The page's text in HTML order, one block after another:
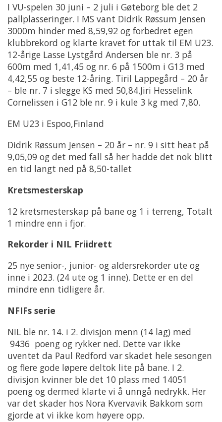
I VU-spelen 30 juni – 2 juli i Gøteborg ble det 2
pallplasseringer. I MS vant Didrik Røssum Jensen
3000m hinder med 8,59,92 og forbedret egen
klubbrekord og klarte kravet for uttak til EM U23.
12-årige Lasse Lystgård Andersen ble nr. 3 på
600m med 1,41,45 og nr. 6 på 1500m i G13 med
4,42,55 og beste 12-åring. Tiril Lappegård – 20 år
– ble nr. 7 i slegge KS med 50,84.Jiri Hesselink
Cornelissen i G12 ble nr. 9 i kule 3 kg med 7,80.
EM U23 i Espoo,Finland
Didrik Røssum Jensen – 20 år – nr. 9 i sitt heat på
9,05,09 og det med fall så her hadde det nok blitt
en tid langt ned på 8,50-tallet
Kretsmesterskap
12 kretsmesterskap på bane og 1 i terreng, Totalt
1 mindre enn i fjor.
Rekorder i NIL Friidrett
25 nye senior-, junior- og aldersrekorder ute og
inne i 2023. (24 ute og 1 inne). Dette er en del
mindre enn tidligere år.
NFIFs serie
NIL ble nr. 14. i 2. divisjon menn (14 lag) med
9436 poeng og rykker ned. Dette var ikke
uventet da Paul Redford var skadet hele sesongen
og flere gode løpere deltok lite på bane. I 2.
divisjon kvinner ble det 10 plass med 14051
poeng og dermed klarte vi å unngå nedrykk. Her
var det skader hos Nora Kvervavik Bakkom som
gjorde at vi ikke kom høyere opp.